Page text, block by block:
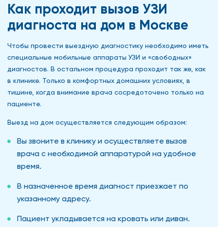
Как проходит вызов УЗИ
диагноста на дом в Москве
Чтобы провести выездную диагностику необходимо иметь
специальные мобильные аппараты УЗИ и «свободных»
диагностов. В остальном процедура проходит так же, как
в клинике. Только в комфортных домашних условиях, в
тишине, когда внимание врача сосредоточено только на
пациенте.
Выезд на дом осуществляется следующим образом:
Вы звоните в клинику и осуществляете вызов
врача с необходимой аппаратурой на удобное
время.
В назначенное время диагност приезжает по
указанному адресу.
Пациент укладывается на кровать или диван.